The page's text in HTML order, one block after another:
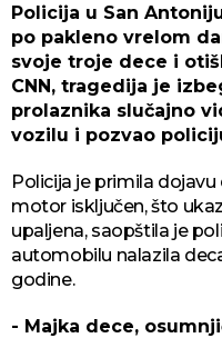
Policija u San
po pakleno vrelom
svoje troje dece i
CNN, tragedija je
prolaznika slučajno
vozilu i pozvao
Policija je primila dojavu
motor isključen, što
upaljena, saopštila je
automobilu nalazila
godine.
- Majka dece,